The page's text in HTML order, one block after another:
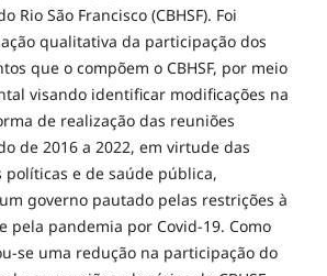
Rio São Francisco (CBHSF). Foi
qualitativa da participação dos
que o compõem o CBHSF, por meio
visando identificar modificações na
de realização das reuniões
de 2016 a 2022, em virtude das
políticas e de saúde pública,
governo pautado pelas restrições à
pela pandemia por Covid-19. Como
se uma redução na participação do